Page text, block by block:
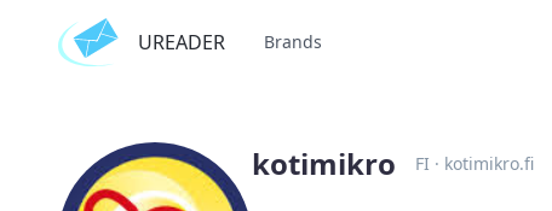
UREADER Brands
kotimikro FI · kotimikro.fi